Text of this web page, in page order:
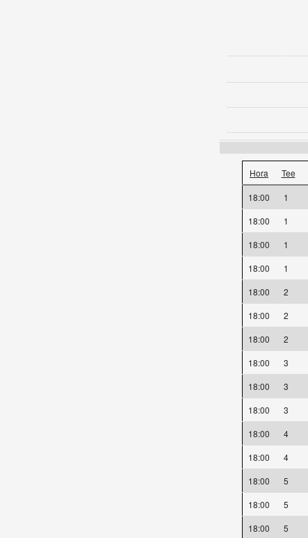
Hora Tee
18:00 1
18:00
1
18:00
1
18:00
1
18:00
2
18:00
2
18:00
2
18:00
3
18:00
3
18:00
3
18:00
4
18:00
4
18:00
5
18:00
5
18:00
5